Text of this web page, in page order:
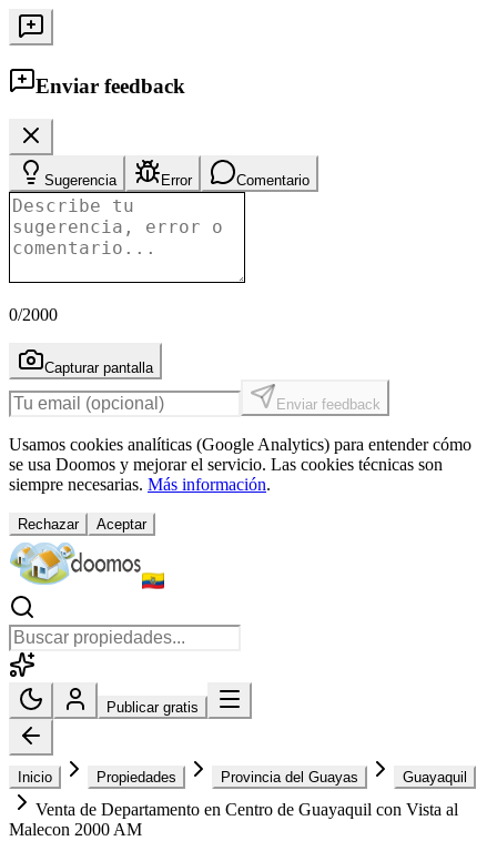
Enviar feedback
Sugerencia Error Comentario
0/2000
Capturar pantalla
Enviar feedback
Usamos cookies analíticas (Google Analytics) para entender cómo
se usa Doomos y mejorar el servicio. Las cookies técnicas son
siempre necesarias. Más información.
Rechazar Aceptar
Publicar gratis
Inicio Propiedades Provincia del Guayas Guayaquil
Venta de Departamento en Centro de Guayaquil con Vista al
Malecon 2000 AM